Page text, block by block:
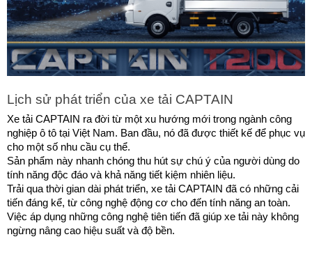
Lịch sử phát triển của xe tải CAPTAIN
Xe tải CAPTAIN ra đời từ một xu hướng mới trong ngành công
nghiệp ô tô tại Việt Nam. Ban đầu, nó đã được thiết kế để phục vụ
cho một số nhu cầu cụ thể.
Sản phẩm này nhanh chóng thu hút sự chú ý của người dùng do
tính năng độc đáo và khả năng tiết kiệm nhiên liệu.
Trải qua thời gian dài phát triển, xe tải CAPTAIN đã có những cải
tiến đáng kể, từ công nghệ động cơ cho đến tính năng an toàn.
Việc áp dụng những công nghệ tiên tiến đã giúp xe tải này không
ngừng nâng cao hiệu suất và độ bền.